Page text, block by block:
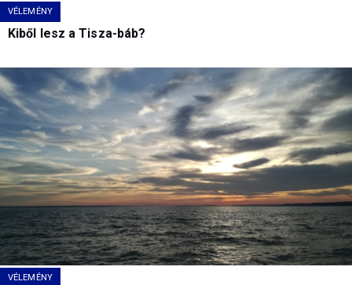
VÉLEMÉNY
Kiből lesz a Tisza-báb?
VÉLEMÉNY